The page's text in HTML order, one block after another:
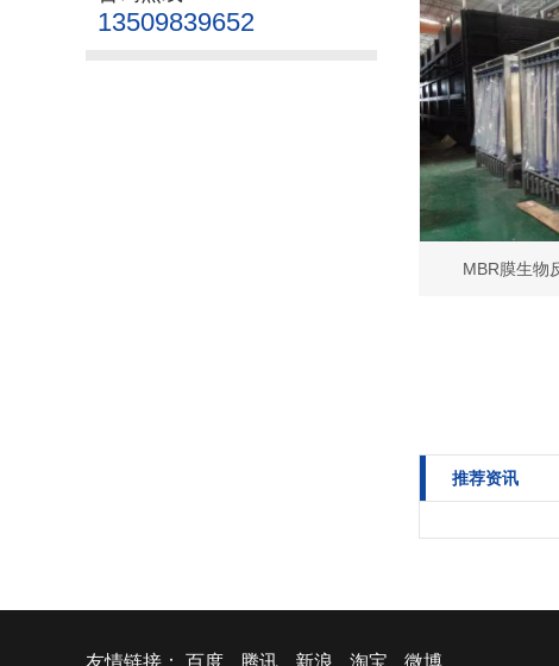
13509839652
MBR膜生物
推荐资讯
友情链接： 百度 腾讯 新浪 淘宝 微博